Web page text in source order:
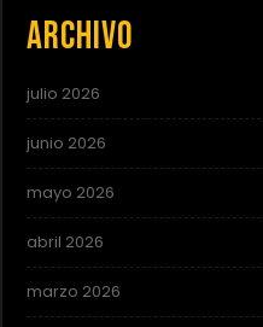
Archivo
julio 2026
junio 2026
mayo 2026
abril 2026
marzo 2026